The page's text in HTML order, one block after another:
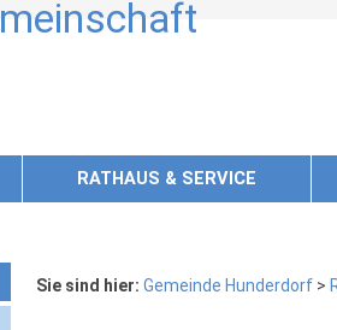
springen.
RATHAUS & SERVICE
Sie sind hier: Gemeinde Hunderdorf>